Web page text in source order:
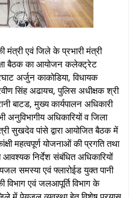
मंत्री एवं जिले के प्रभारी मंत्री
बैठक का आयोजन कलेक्ट्रेट
अर्जुन काकोडिया, विधायक
सिंह अढायच, पुलिस अधीक्षक श्री
बाटड, मुख्य कार्यपालन अधिकारी
अनुविभागीय अधिकारियों व जिला
सुखदेव पांसे द्वारा आयोजित बैठक में
महत्वपूर्ण योजनाओं की प्रगति तथा
आवश्यक निर्देश संबंधित अधिकारियों
समस्या एवं फ्लारोईड युक्त पानी
विभाग एवं जलआपूर्ति विभाग के